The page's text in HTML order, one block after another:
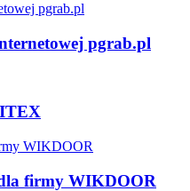
pgrab.pl
firmy WIKDOOR